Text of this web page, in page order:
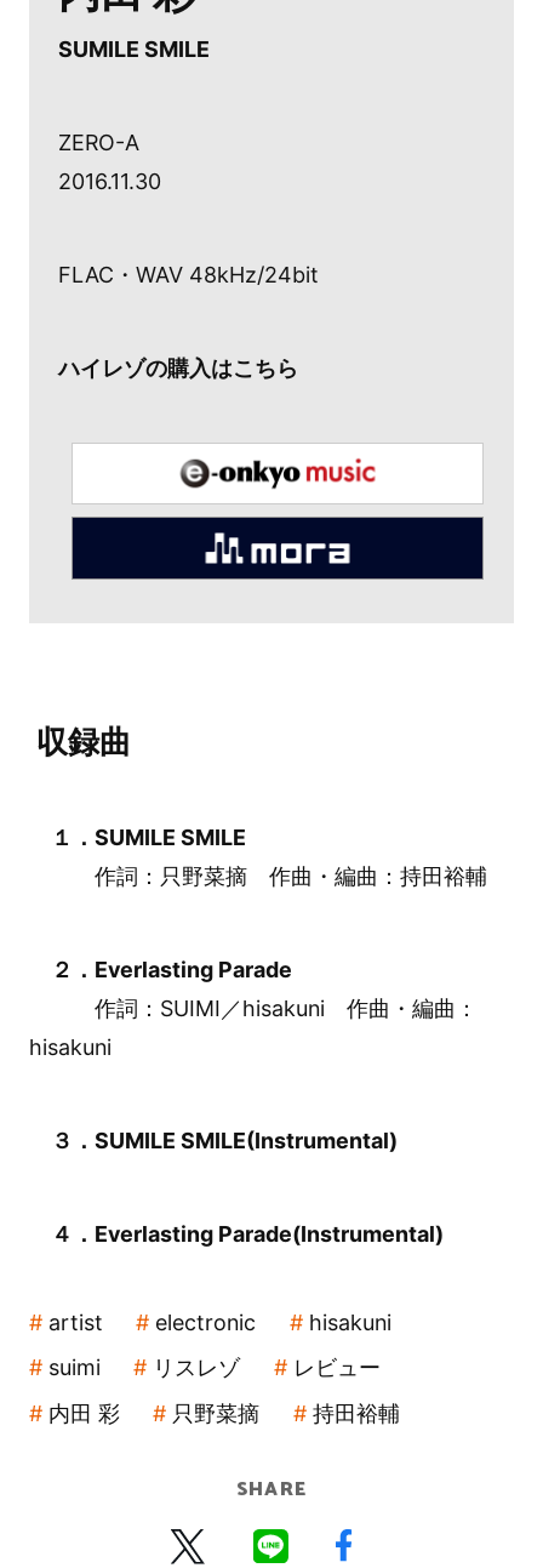
SUMILE SMILE
ZERO-A
2016.11.30
FLAC・WAV 48kHz/24bit
ハイレゾの購入はこちら
収録曲
１．SUMILE SMILE
作詞：只野菜摘 作曲・編曲：持田裕輔
２．Everlasting Parade
作詞：SUIMI／hisakuni 作曲・編曲：
hisakuni
３．SUMILE SMILE(Instrumental)
４．Everlasting Parade(Instrumental)
artist electronic
hisakuni
suimi
リスレゾ
レビュー
内田 彩
只野菜摘 持田裕輔
SHARE